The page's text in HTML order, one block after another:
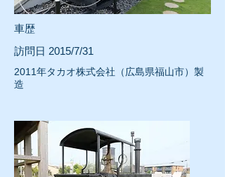
車歴
訪問日 2015/7/31
2011年タカオ株式会社（広島県福山市）製
造